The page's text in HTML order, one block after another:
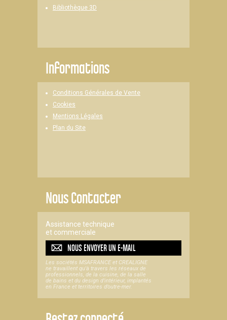
Bibliothèque 3D
Informations
Conditions Générales de Vente
Cookies
Mentions Légales
Plan du Site
Nous Contacter
Assistance technique
et commerciale
NOUS ENVOYER UNE-MAIL
Les sociétés MSAFRANCE et CREALIGNE
ne travaillent qu'à travers les réseaux de
professionnels, de la cuisine, de la salle
de bains et du design d'intérieur, implantés
en France et territoires d’outre-mer.